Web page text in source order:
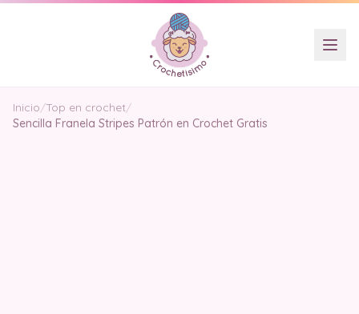
Inicio/Top en crochet/
Sencilla Franela Stripes Patrón en Crochet Gratis